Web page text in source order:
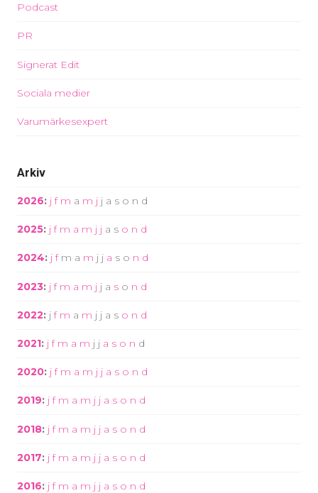
Podcast
PR
Signerat Edit
Sociala medier
Varumärkesexpert
Arkiv
2026: j f m a m j j a s o n d
2025: j f m a m j j a s o n d
2024: j f m a m j j a s o n d
2023: j f m a m j j a s o n d
2022: j f m a m j j a s o n d
2021: j f m a m j j a s o n d
2020: j f m a m j j a s o n d
2019: j f m a m j j a s o n d
2018: j f m a m j j a s o n d
2017: j f m a m j j a s o n d
2016: j f m a m j j a s o n d